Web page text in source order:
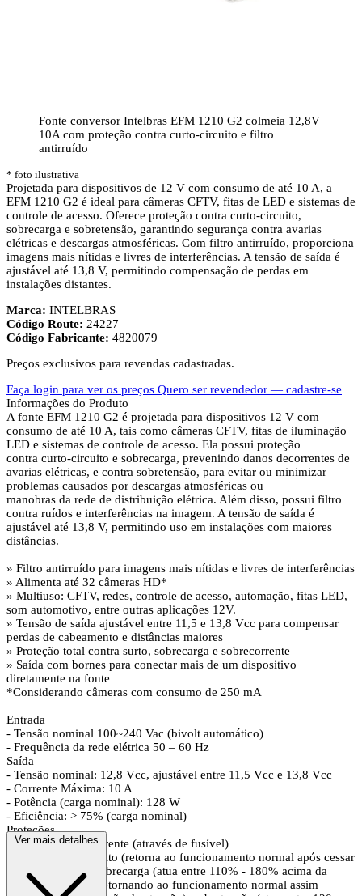
Fonte conversor Intelbras EFM 1210 G2 colmeia 12,8V
10A com proteção contra curto-circuito e filtro
antirruído
* foto ilustrativa
Projetada para dispositivos de 12 V com consumo de até 10 A, a
EFM 1210 G2 é ideal para câmeras CFTV, fitas de LED e sistemas de
controle de acesso. Oferece proteção contra curto-circuito,
sobrecarga e sobretensão, garantindo segurança contra avarias
elétricas e descargas atmosféricas. Com filtro antirruído, proporciona
imagens mais nítidas e livres de interferências. A tensão de saída é
ajustável até 13,8 V, permitindo compensação de perdas em
instalações distantes.
Marca: INTELBRAS
Código Route: 24227
Código Fabricante: 4820079
Preços exclusivos para revendas cadastradas.
Faça login para ver os preços Quero ser revendedor — cadastre-se
Informações do Produto
A fonte EFM 1210 G2 é projetada para dispositivos 12 V com
consumo de até 10 A, tais como câmeras CFTV, fitas de iluminação
LED e sistemas de controle de acesso. Ela possui proteção
contra curto-circuito e sobrecarga, prevenindo danos decorrentes de
avarias elétricas, e contra sobretensão, para evitar ou minimizar
problemas causados por descargas atmosféricas ou
manobras da rede de distribuição elétrica. Além disso, possui filtro
contra ruídos e interferências na imagem. A tensão de saída é
ajustável até 13,8 V, permitindo uso em instalações com maiores
distâncias.
» Filtro antirruído para imagens mais nítidas e livres de interferências
» Alimenta até 32 câmeras HD*
» Multiuso: CFTV, redes, controle de acesso, automação, fitas LED,
som automotivo, entre outras aplicações 12V.
» Tensão de saída ajustável entre 11,5 e 13,8 Vcc para compensar
perdas de cabeamento e distâncias maiores
» Proteção total contra surto, sobrecarga e sobrecorrente
» Saída com bornes para conectar mais de um dispositivo
diretamente na fonte
*Considerando câmeras com consumo de 250 mA
Entrada
- Tensão nominal 100~240 Vac (bivolt automático)
- Frequência da rede elétrica 50 – 60 Hz
Saída
- Tensão nominal: 12,8 Vcc, ajustável entre 11,5 Vcc e 13,8 Vcc
- Corrente Máxima: 10 A
- Potência (carga nominal): 128 W
- Eficiência: > 75% (carga nominal)
Proteções
- Entrada: Sobrecorrente (através de fusível)
- Saída: Curto-circuito (retorna ao funcionamento normal após cessar
o curto-circuito); sobrecarga (atua entre 110% - 180% acima da
corrente nominal, retornando ao funcionamento normal assim
Ver mais detalhes